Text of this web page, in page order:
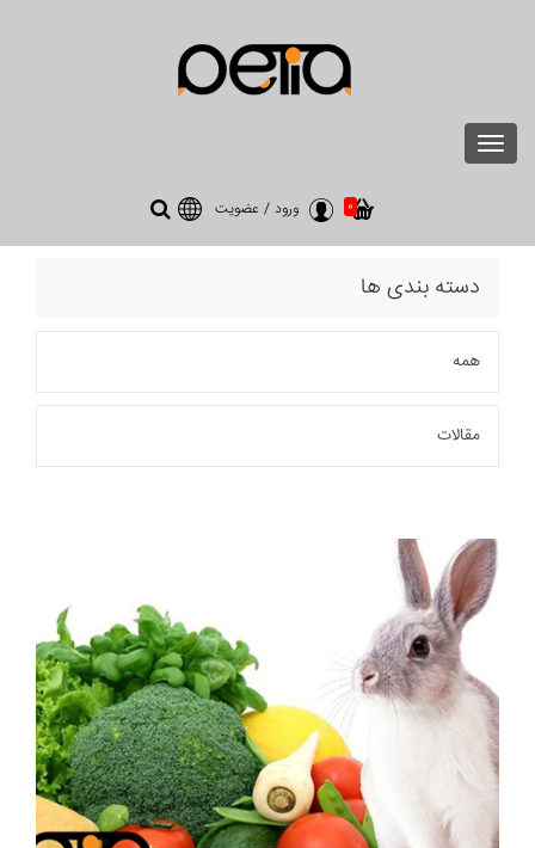
Toggle
navigation
0 ورود / عضویت
دسته بندی ها
همه
مقالات